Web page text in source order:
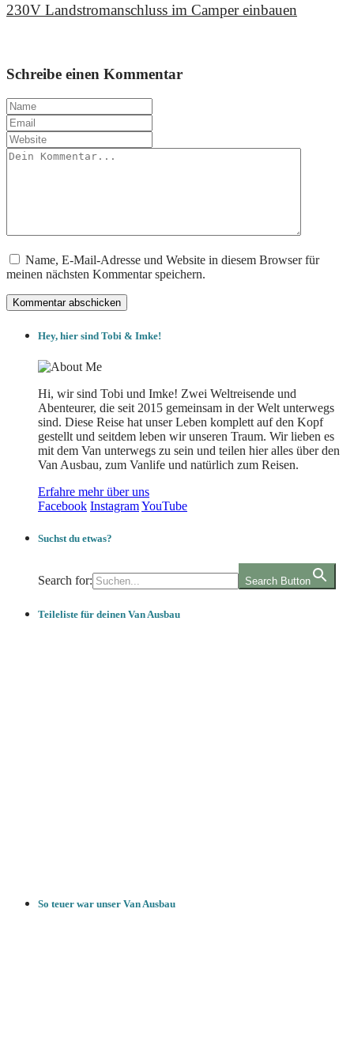
230V Landstromanschluss im Camper einbauen
Schreibe einen Kommentar
Name, E-Mail-Adresse und Website in diesem Browser für
meinen nächsten Kommentar speichern.
Hey, hier sind Tobi & Imke!
Hi, wir sind Tobi und Imke! Zwei Weltreisende und
Abenteurer, die seit 2015 gemeinsam in der Welt unterwegs
sind. Diese Reise hat unser Leben komplett auf den Kopf
gestellt und seitdem leben wir unseren Traum. Wir lieben es
mit dem Van unterwegs zu sein und teilen hier alles über den
Van Ausbau, zum Vanlife und natürlich zum Reisen.
Erfahre mehr über uns
Facebook InstagramYouTube
Suchst du etwas?
Search for: Search Button
Teileliste für deinen Van Ausbau
So teuer war unser Van Ausbau